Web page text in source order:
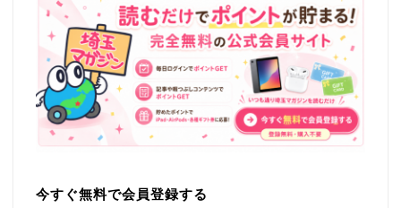
今すぐ無料で会員登録する